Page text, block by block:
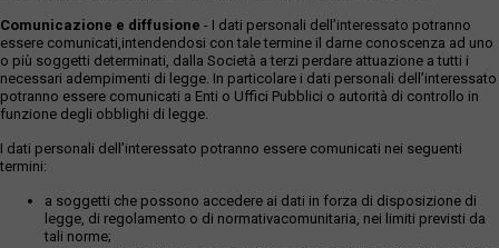
Comunicazione e diffusione - I dati personali dell’interessato potranno
essere comunicati,intendendosi con tale termine il darne conoscenza ad uno
o più soggetti determinati, dalla Società a terzi perdare attuazione a tutti i
necessari adempimenti di legge. In particolare i dati personali dell’interessato
potranno essere comunicati a Enti o Uffici Pubblici o autorità di controllo in
funzione degli obblighi di legge.
I dati personali dell’interessato potranno essere comunicati nei seguenti
termini:
a soggetti che possono accedere ai dati in forza di disposizione di
legge, di regolamento o di normativacomunitaria, nei limiti previsti da
tali norme;